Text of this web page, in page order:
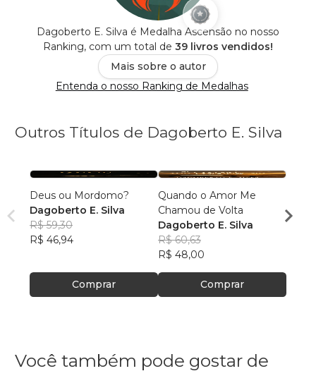
Dagoberto E. Silva é Medalha Ascensão no nosso
Ranking, com um total de 39 livros vendidos!
Mais sobre o autor
Entenda o nosso Ranking de Medalhas
Outros Títulos de Dagoberto E. Silva
Deus ou Mordomo?
Dagoberto E. Silva
R$ 59,30
R$ 46,94
Comprar
Quando o Amor Me
Chamou de Volta
Dagoberto E. Silva
R$ 60,63
R$ 48,00
Comprar
R$
Você também pode gostar de